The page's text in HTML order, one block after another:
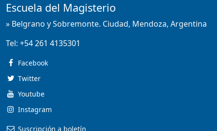
Escuela del Magisterio
» Belgrano y Sobremonte. Ciudad, Mendoza, Argentina
Tel: +54 261 4135301
Facebook
Twitter
Youtube
Instagram
Suscripción a boletín